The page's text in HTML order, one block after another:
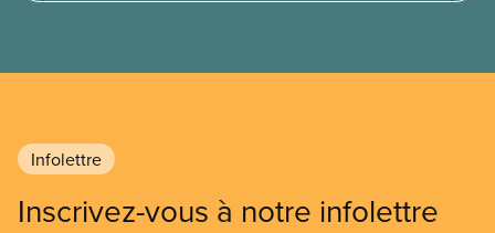
Infolettre
Inscrivez-vous à notre infolettre